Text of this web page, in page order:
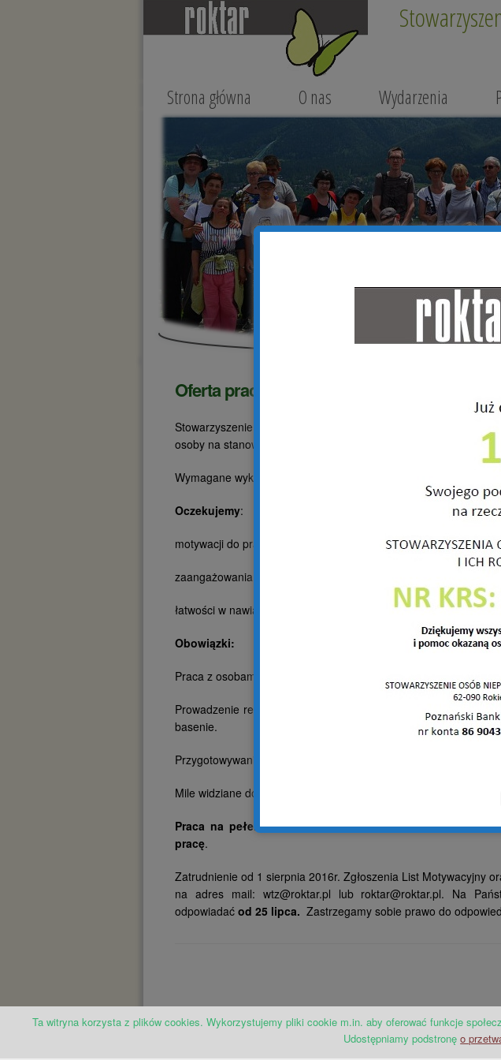
Strona główna O nas Wydarzenia
Oferta pracy
Stowarzyszenie Osób Niepełnosprawnych i Ich Rodzin
osoby na stanowisko
w Warsztacie Terapii
Wymagane wykształcenie: średnie lub wyższe ze specjalnością
Oczekujemy:
motywacji do pracy,
zaangażowania, kreatywności,
łatwości w nawiązywaniu dobrych relacji z osobami
Obowiązki:
Praca z osobami dorosłymi, niepełnosprawnymi intelektualnie.
Prowadzenie rehabilitacji indywidualnej i grupowej, prowadzenie
basenie.
Przygotowywanie uczestników do zawodów sportowych.
Mile widziane doświadczenie w pracy z osobami
Praca na pełen etat (w godzinach od 7.00 do15.00, 40h
pracę.
Zatrudnienie od 1 sierpnia 2016r. Zgłoszenia List Motywacyjny
na adres mail: wtz@roktar.pl lub roktar@roktar.pl. Na
odpowiadać od 25 lipca. Zastrzegamy sobie prawo do
Ta witryna korzysta z plików cookies. Wykorzystujemy pliki cookie m.in. aby oferować funkcje
Udostępniamy podstronęo